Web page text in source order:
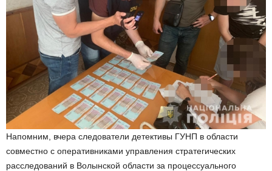
Напомним, вчера следователи детективы ГУНП в области
совместно с оперативниками управления стратегических
расследований в Волынской области за процессуального